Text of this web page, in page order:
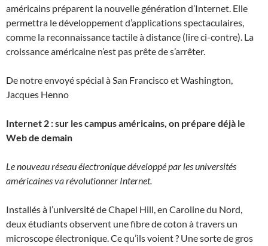
américains préparent la nouvelle génération d’Internet. Elle
permettra le développement d’applications spectaculaires,
comme la reconnaissance tactile à distance (lire ci-contre). La
croissance américaine n’est pas prête de s’arrêter.
De notre envoyé spécial à San Francisco et Washington,
Jacques Henno
Internet 2 : sur les campus américains, on prépare déjà le
Web de demain
Le nouveau réseau électronique développé par les universités
américaines va révolutionner Internet.
Installés à l’université de Chapel Hill, en Caroline du Nord,
deux étudiants observent une fibre de coton à travers un
microscope électronique. Ce qu’ils voient ? Une sorte de gros